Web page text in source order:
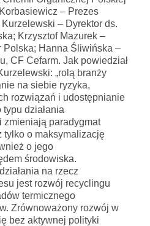
– Prezes
– Dyrektor ds.
Krzysztof Mazurek –
Polska; Hanna Śliwińska –
CF Cefarm. Jak powiedział
„rolą branży
na siebie ryzyka,
rozwiązań i udostępnianie
typu działania
zmieniają paradygmat
tylko o maksymalizację
o jego
środowiska.
na rzecz
jest rozwój recyclingu
termicznego
Zrównoważony rozwój w
bez aktywnej polityki